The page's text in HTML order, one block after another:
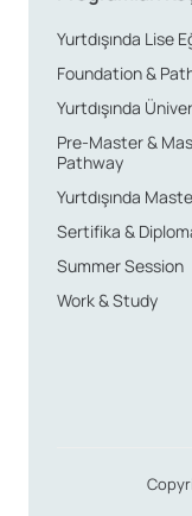
Yurtdışında Lise
Foundation &
Yurtdışında
Pre-Master &
Pathway
Yurtdışında
Sertifika &
Summer Session
Work & Study